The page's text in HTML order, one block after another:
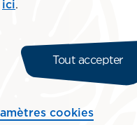
ici.
Tout accepter
cookies